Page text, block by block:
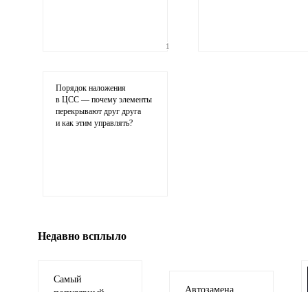
1
Порядок наложения
в ЦСС — почему элементы
перекрывают друг друга
и как этим управлять?
Недавно всплыло
Самый
Автозамена